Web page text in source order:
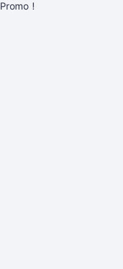
Promo !